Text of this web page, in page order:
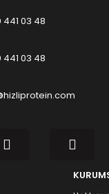
441 03 48
441 03 48
hizliprotein.com